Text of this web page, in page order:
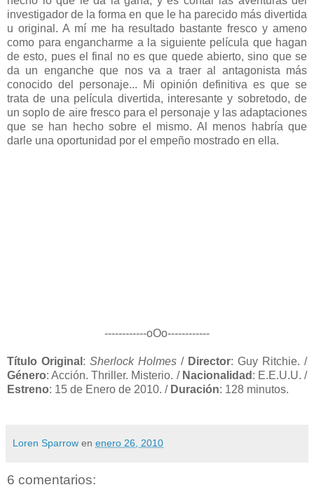
investigador de la forma en que le ha parecido más divertida
u original. A mí me ha resultado bastante fresco y ameno
como para engancharme a la siguiente película que hagan
de esto, pues el final no es que quede abierto, sino que se
da un enganche que nos va a traer al antagonista más
conocido del personaje... Mi opinión definitiva es que se
trata de una película divertida, interesante y sobretodo, de
un soplo de aire fresco para el personaje y las adaptaciones
que se han hecho sobre el mismo. Al menos habría que
darle una oportunidad por el empeño mostrado en ella.
------------oOo------------
Título Original : Sherlock Holmes / Director: Guy Ritchie. /
Género: Acción. Thriller. Misterio. / Nacionalidad : E.E.U.U. /
Estreno: 15 de Enero de 2010. / Duración: 128 minutos.
Loren Sparrow en enero 26, 2010
6 comentarios: